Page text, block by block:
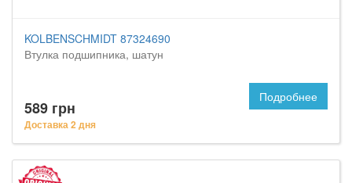
KOLBENSCHMIDT 87324690
Втулка подшипника, шатун
589 грн
Доставка 2 дня
Подробнее